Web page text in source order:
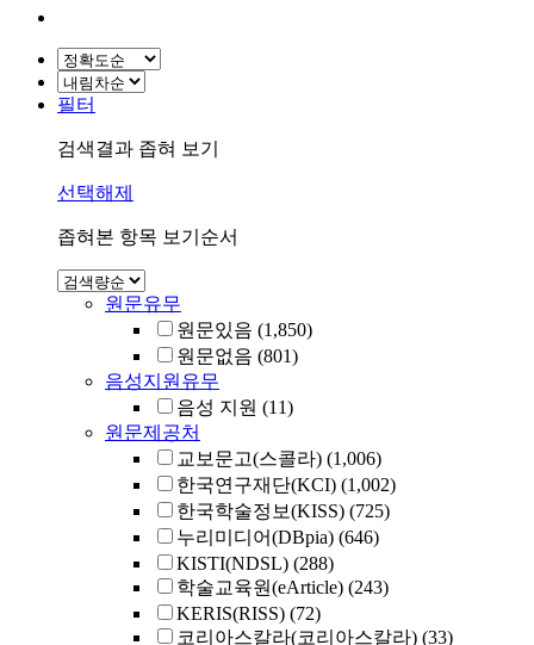
필터
검색결과 좁혀 보기
선택해제
좁혀본 항목 보기순서
원문유무
원문있음 (1,850)
원문없음 (801)
음성지원유무
음성 지원 (11)
원문제공처
교보문고(스콜라) (1,006)
한국연구재단(KCI) (1,002)
한국학술정보(KISS) (725)
누리미디어(DBpia) (646)
KISTI(NDSL) (288)
학술교육원(eArticle) (243)
KERIS(RISS) (72)
코리아스칼라(코리아스칼라) (33)